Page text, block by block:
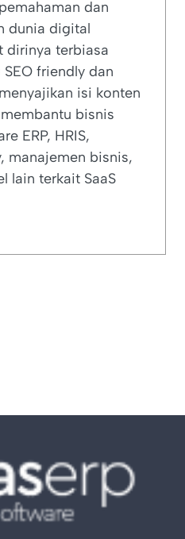
dan
dunia digital
dirinya terbiasa
friendly dan
isi konten
bisnis
ERP, HRIS,
manajemen bisnis,
lain terkait SaaS